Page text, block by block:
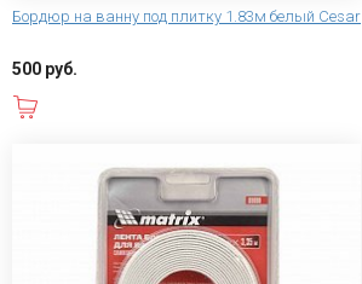
Бордюр на ванну под плитку 1.83м белый Cesar
500 руб.